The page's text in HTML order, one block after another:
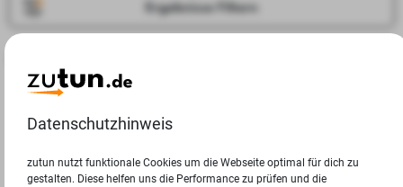
Ergebnisse Filtern
Deine Suchanfrage in Lippstadt ergab leider keine
Datenschutzhinweis
zutun nutzt funktionale Cookies um die Webseite optimal für dich zu
gestalten. Diese helfen uns die Performance zu prüfen und die